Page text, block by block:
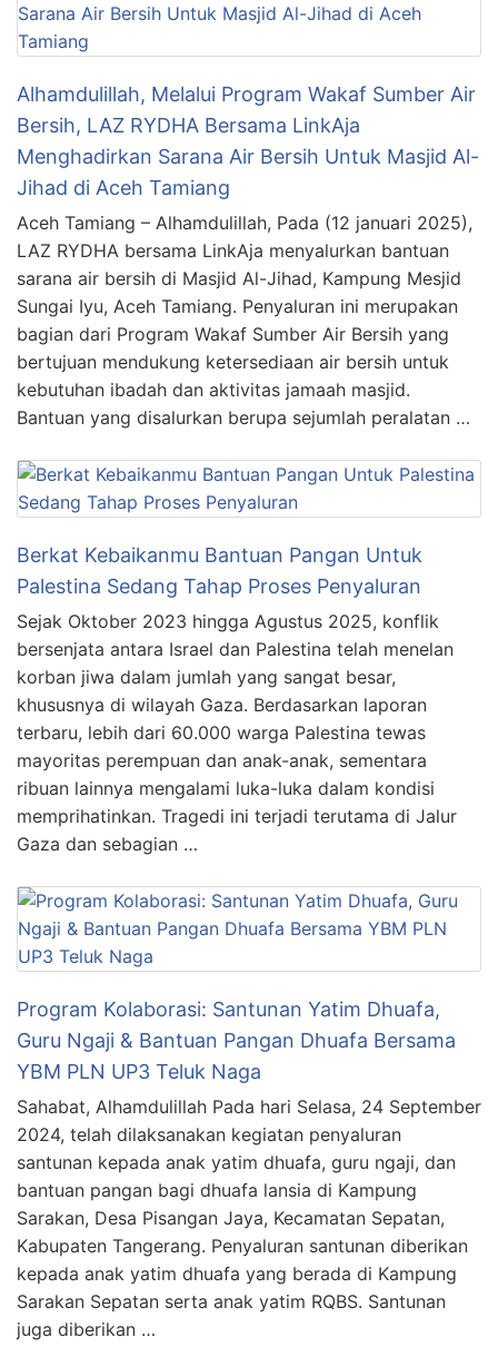
Alhamdulillah, Melalui Program Wakaf Sumber Air
Bersih, LAZ RYDHA Bersama LinkAja
Menghadirkan Sarana Air Bersih Untuk Masjid Al-
Jihad di Aceh Tamiang
Aceh Tamiang – Alhamdulillah, Pada (12 januari 2025),
LAZ RYDHA bersama LinkAja menyalurkan bantuan
sarana air bersih di Masjid Al-Jihad, Kampung Mesjid
Sungai Iyu, Aceh Tamiang. Penyaluran ini merupakan
bagian dari Program Wakaf Sumber Air Bersih yang
bertujuan mendukung ketersediaan air bersih untuk
kebutuhan ibadah dan aktivitas jamaah masjid.
Bantuan yang disalurkan berupa sejumlah peralatan …
Berkat Kebaikanmu Bantuan Pangan Untuk
Palestina Sedang Tahap Proses Penyaluran
Sejak Oktober 2023 hingga Agustus 2025, konflik
bersenjata antara Israel dan Palestina telah menelan
korban jiwa dalam jumlah yang sangat besar,
khususnya di wilayah Gaza. Berdasarkan laporan
terbaru, lebih dari 60.000 warga Palestina tewas
mayoritas perempuan dan anak-anak, sementara
ribuan lainnya mengalami luka-luka dalam kondisi
memprihatinkan. Tragedi ini terjadi terutama di Jalur
Gaza dan sebagian …
Program Kolaborasi: Santunan Yatim Dhuafa,
Guru Ngaji & Bantuan Pangan Dhuafa Bersama
YBM PLN UP3 Teluk Naga
Sahabat, Alhamdulillah Pada hari Selasa, 24 September
2024, telah dilaksanakan kegiatan penyaluran
santunan kepada anak yatim dhuafa, guru ngaji, dan
bantuan pangan bagi dhuafa lansia di Kampung
Sarakan, Desa Pisangan Jaya, Kecamatan Sepatan,
Kabupaten Tangerang. Penyaluran santunan diberikan
kepada anak yatim dhuafa yang berada di Kampung
Sarakan Sepatan serta anak yatim RQBS. Santunan
juga diberikan …